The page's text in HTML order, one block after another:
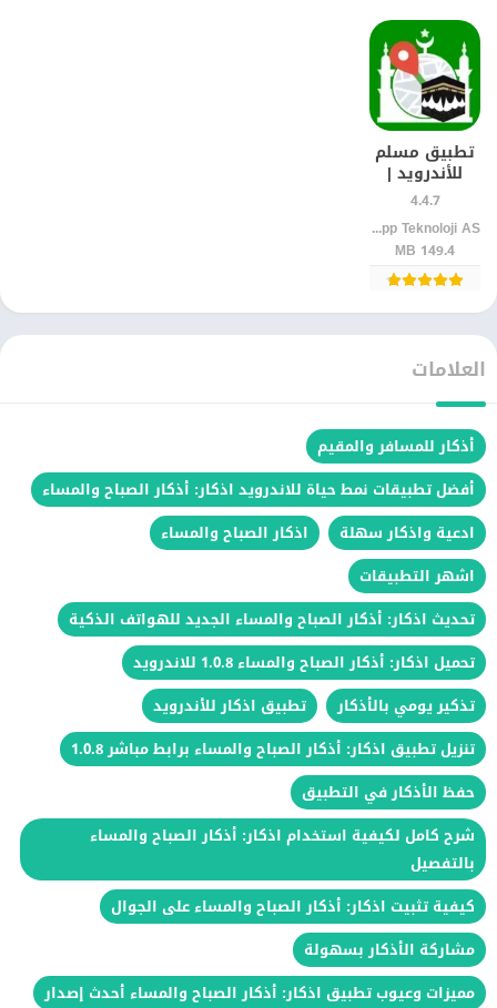
تطبيق مسلم
للأندرويد |
رمضان كريم،
أذان، واتجاه
القبلة
4.4.7
Assistant App Teknoloji AS
149.4 MB
العلامات
أذكار للمسافر والمقيم
أفضل تطبيقات نمط حياة للاندرويد اذكار: أذكار الصباح والمساء
ادعية واذكار سهلة
اذكار الصباح والمساء
اشهر التطبيقات
تحديث اذكار: أذكار الصباح والمساء الجديد للهواتف الذكية
تحميل اذكار: أذكار الصباح والمساء 1.0.8 للاندرويد
تذكير يومي بالأذكار
تطبيق اذكار للأندرويد
تنزيل تطبيق اذكار: أذكار الصباح والمساء برابط مباشر 1.0.8
حفظ الأذكار في التطبيق
شرح كامل لكيفية استخدام اذكار: أذكار الصباح والمساء
بالتفصيل
كيفية تثبيت اذكار: أذكار الصباح والمساء على الجوال
مشاركة الأذكار بسهولة
مميزات وعيوب تطبيق اذكار: أذكار الصباح والمساء أحدث إصدار